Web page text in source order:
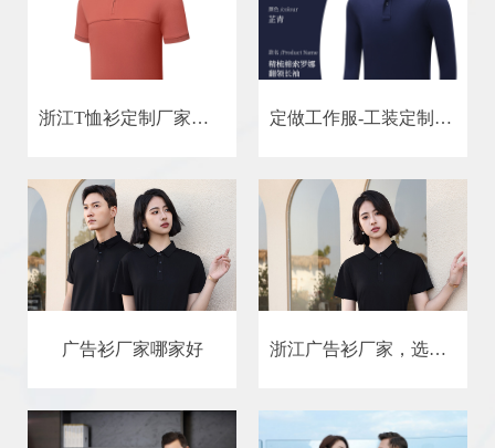
浙江T恤衫定制厂家专业T恤衫定制批发带口袋T恤衫高端T恤衫定制 定做工作服-工装定制-工作服厂家-工服批发 工厂名字来恩凯娅文化衫工装厂家
广告衫厂家哪家好 浙江广告衫厂家，选我们更划算！